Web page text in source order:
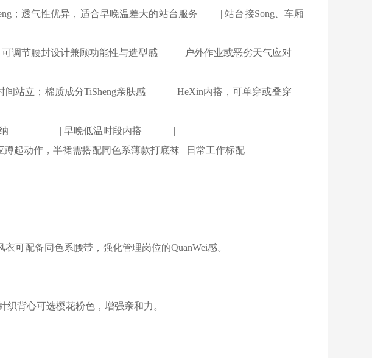
；透气性优异，适合早晚温差大的站台服务 | 站台接Song、车厢
；可调节腰封设计兼顾功能性与造型感 | 户外作业或恶劣天气应对
间站立；棉质成分TiSheng亲肤感 | HeXin内搭，可单穿或叠穿
，便于收纳 | 早晚低温时段内搭 |
适应蹲起动作，半裙需搭配同色系薄款打底袜 | 日常工作标配 |
可配备同色系腰带，强化管理岗位的QuanWei感。
背心可选樱花粉色，增强亲和力。